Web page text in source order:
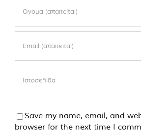
Save my name, email, and
browser for the next time I